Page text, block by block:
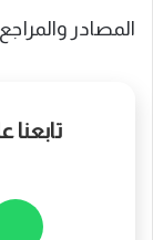
المصادر